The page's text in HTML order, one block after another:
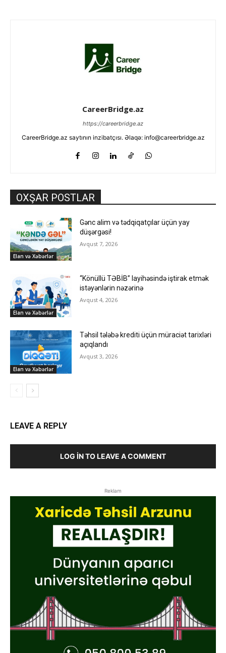
CareerBridge.az
https://careerbridge.az
CareerBridge.az saytının inzibatçısı. Əlaqə: info@careerbridge.az
OXŞAR POSTLAR
Elan və Xəbərlər
Gənc alim və tədqiqatçılar üçün yay
düşərgəsi!
Avqust 7, 2026
Elan və Xəbərlər
“Könüllü TƏBİB” layihəsində iştirak etmək
istəyənlərin nəzərinə
Avqust 4, 2026
Elan və Xəbərlər
Təhsil tələbə krediti üçün müraciət tarixləri
açıqlandı
Avqust 3, 2026
LEAVE A REPLY
LOG IN TO LEAVE A COMMENT
Reklam